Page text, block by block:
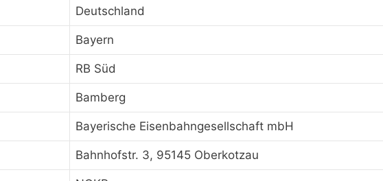
Deutschland
Bayern
RB Süd
Bamberg
Bayerische Eisenbahngesellschaft mbH
Bahnhofstr. 3, 95145 Oberkotzau